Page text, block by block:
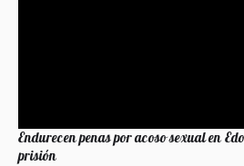
Endurecen penas por acoso sexual en
prisión